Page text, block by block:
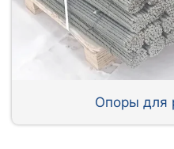
Опоры для